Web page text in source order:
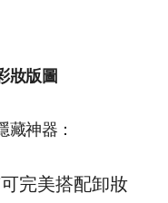
妝版圖
藏神器：
完美搭配卸妝